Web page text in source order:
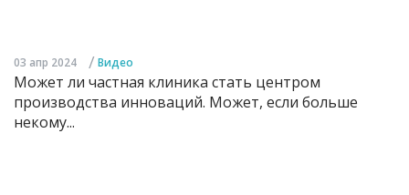
03 апр 2024 / Видео
Может ли частная клиника стать центром
производства инноваций. Может, если больше
некому...